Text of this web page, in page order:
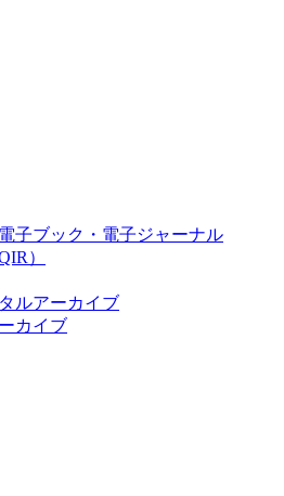
子ブック・電子ジャーナル
）
ルアーカイブ
カイブ